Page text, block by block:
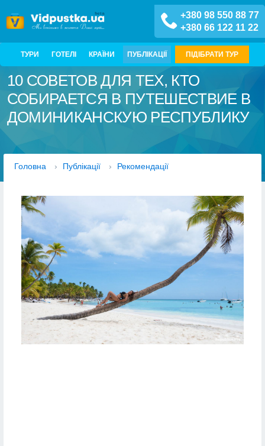
+380 98 550 88 77
+380 66 122 11 22
ТУРИ ГОТЕЛІ КРАЇНИ ПУБЛІКАЦІЇ ПІДІБРАТИ ТУР
10 СОВЕТОВ ДЛЯ ТЕХ, КТО
СОБИРАЕТСЯ В ПУТЕШЕСТВИЕ В
ДОМИНИКАНСКУЮ РЕСПУБЛИКУ
Головна › Публікації › Рекомендації